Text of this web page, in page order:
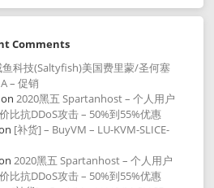
Comments
鱼科技(Saltyfish)美国费里蒙/圣何塞
– 促销
on2020黑五 Spartanhost – 个人用户
比抗DDoS攻击 – 50%到55%优惠
[补货] – BuyVM – LU-KVM-SLICE-
2020黑五 Spartanhost – 个人用户
比抗DDoS攻击 – 50%到55%优惠